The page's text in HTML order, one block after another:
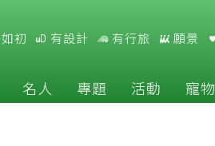
初 有設計 有行旅 願景
名人 專題 活動 寵物